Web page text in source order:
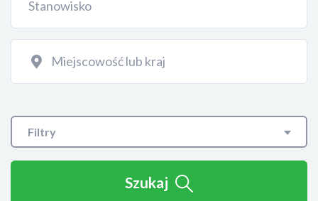
Filtry
Szukaj